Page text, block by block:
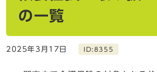
の一覧
2025年3月17日 ID:8355